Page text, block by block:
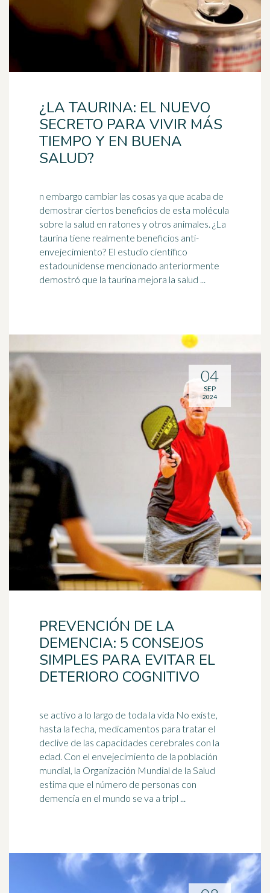
¿LA TAURINA: EL NUEVO
SECRETO PARA VIVIR MÁS
TIEMPO Y EN BUENA
SALUD?
n embargo cambiar las cosas ya que acaba de
demostrar ciertos beneficios de esta molécula
sobre la salud en ratones y otros animales. ¿La
taurina tiene realmente beneficios anti-
envejecimiento? El estudio científico
estadounidense mencionado anteriormente
demostró que la taurina mejora la salud ...
PREVENCIÓN DE LA
DEMENCIA: 5 CONSEJOS
SIMPLES PARA EVITAR EL
DETERIORO COGNITIVO
se activo a lo largo de toda la vida No existe,
hasta la fecha, medicamentos para tratar el
declive de las capacidades cerebrales con la
edad. Con el envejecimiento de la población
mundial, la Organización Mundial de la Salud
estima que el número de personas con
demencia en el mundo se va a tripl ...
04
SEP
2024